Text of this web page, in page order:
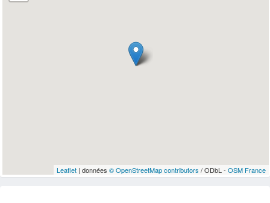
Leaflet| données © OpenStreetMap contributors / ODbL - OSM France